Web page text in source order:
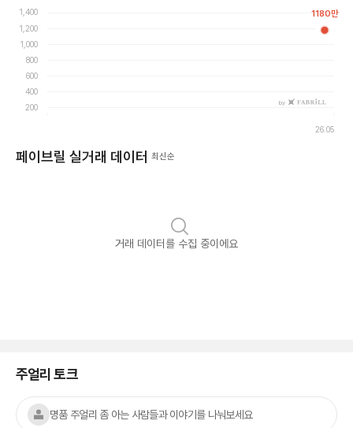
200
400
600
800
1,000
1,200
1,400
26.05
by
1180만
페이브릴 실거래 데이터 최신순
거래 데이터를 수집 중이에요
주얼리 토크
명품 주얼리 좀 아는 사람들과 이야기를 나눠보세요